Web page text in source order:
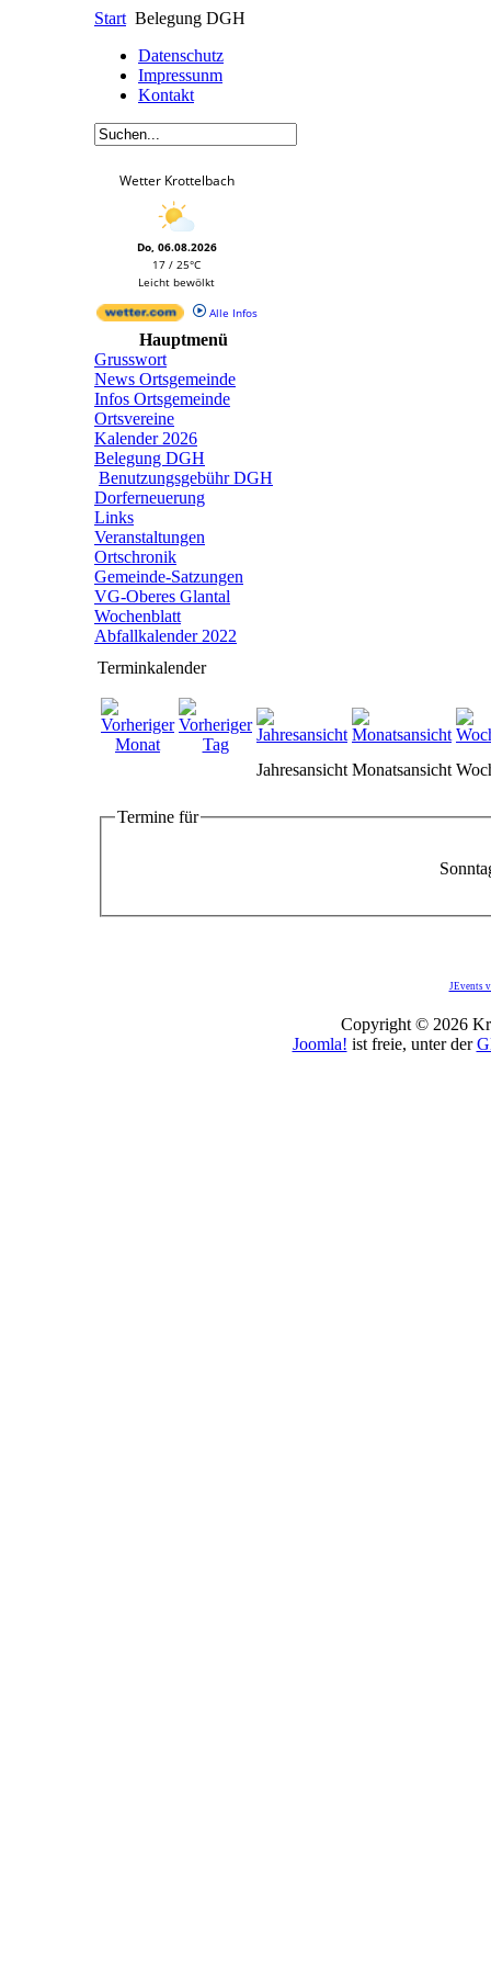
Start Belegung DGH
Datenschutz
Impressunm
Kontakt
Wetter Krottelbach
Do, 06.08.2026
17 / 25°C
Leicht bewölkt
Alle Infos
Hauptmenü
Grusswort
News Ortsgemeinde
Infos Ortsgemeinde
Ortsvereine
Kalender 2026
Belegung DGH
Benutzungsgebühr DGH
Dorferneuerung
Links
Veranstaltungen
Ortschronik
Gemeinde-Satzungen
VG-Oberes Glantal
Wochenblatt
Abfallkalender 2022
Terminkalender
Jahresansicht Monatsansicht
Termine für
JEvents
Copyright © 2026
Joomla! ist freie, unter der